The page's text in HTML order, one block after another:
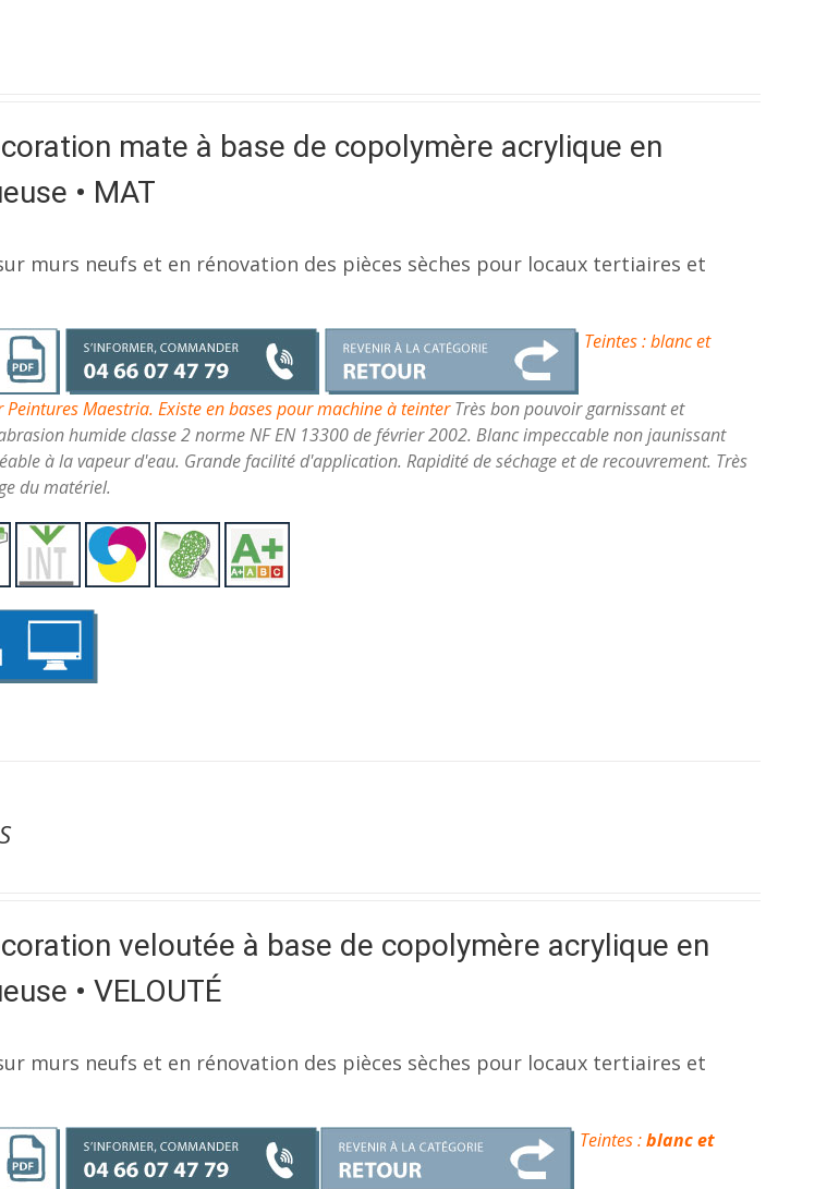
mate à base de copolymère acrylique en
• MAT
murs neufs et en rénovation des pièces sèches pour locaux tertiaires et
Teintes : blanc et
Maestria. Existe en bases pour machine à teinterTrès bon pouvoir garnissant et
humide classe 2 norme NF EN 13300 de février 2002. Blanc impeccable non jaunissant
à la vapeur d'eau. Grande facilité d'application. Rapidité de séchage et de recouvrement. Très
du matériel.
veloutée à base de copolymère acrylique en
• VELOUTÉ
murs neufs et en rénovation des pièces sèches pour locaux tertiaires et
Teintes :blanc et